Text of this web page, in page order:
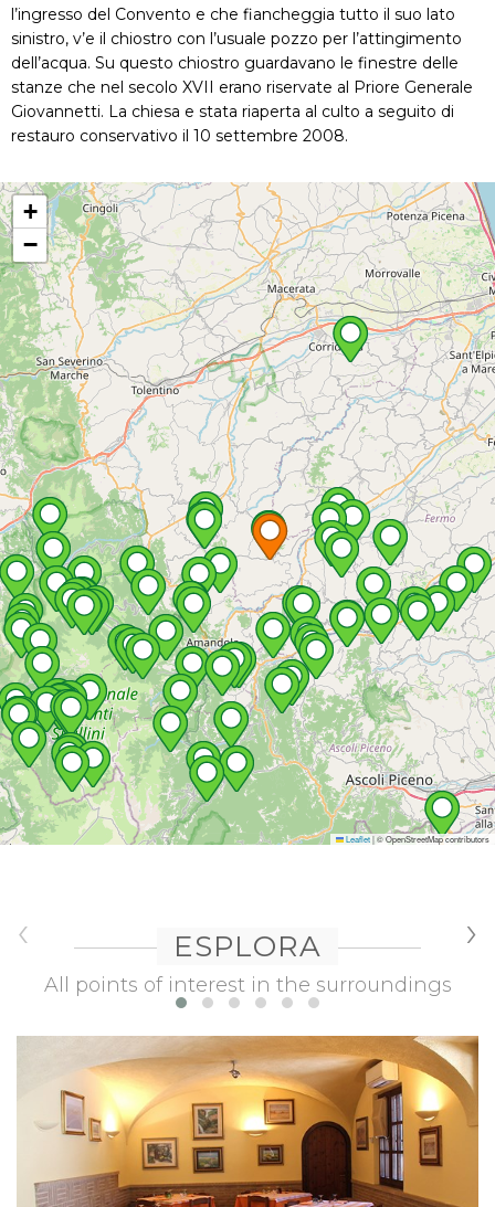
l’ingresso del Convento e che fiancheggia tutto il suo lato
sinistro, v’e il chiostro con l’usuale pozzo per l’attingimento
dell’acqua. Su questo chiostro guardavano le finestre delle
stanze che nel secolo XVII erano riservate al Priore Generale
Giovannetti. La chiesa e stata riaperta al culto a seguito di
restauro conservativo il 10 settembre 2008.
+
−
Leaflet|© OpenStreetMap contributors
ESPLORA
All points of interest in the surroundings
‹ ›